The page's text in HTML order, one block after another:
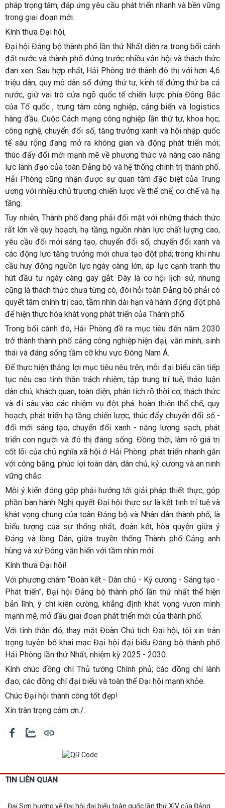
pháp trọng tâm, đáp ứng yêu cầu phát triển nhanh và bền vững
trong giai đoạn mới.
Kính thưa Đại hội,
Đại hội Đảng bộ thành phố lần thứ Nhất diễn ra trong bối cảnh
đất nước và thành phố đứng trước nhiều vận hội và thách thức
đan xen. Sau hợp nhất, Hải Phòng trở thành đô thị với hơn 4,6
triệu dân, quy mô dân số đứng thứ tư, kinh tế đứng thứ ba cả
nước, giữ vai trò cửa ngõ quốc tế chiến lược phía Đông Bắc
của Tổ quốc , trung tâm công nghiệp, cảng biển và logistics
hàng đầu. Cuộc Cách mạng công nghiệp lần thứ tư, khoa học,
công nghệ, chuyển đổi số, tăng trưởng xanh và hội nhập quốc
tế sâu rộng đang mở ra không gian và động phát triển mới;
thúc đẩy đổi mới mạnh mẽ về phương thức và nâng cao năng
lực lãnh đạo của toàn Đảng bộ và hệ thống chính trị thành phố.
Hải Phòng cũng nhận được sự quan tâm đặc biệt của Trung
ương với nhiều chủ trương chiến lược về thể chế, cơ chế và hạ
tầng.
Tuy nhiên, Thành phố đang phải đối mặt với những thách thức
rất lớn về quy hoạch, hạ tầng, nguồn nhân lực chất lượng cao,
yêu cầu đổi mới sáng tạo, chuyển đổi số, chuyển đổi xanh và
các động lực tăng trưởng mới chưa tạo đột phá; trong khi nhu
cầu huy động nguồn lực ngày càng lớn, áp lực cạnh tranh thu
hút đầu tư ngày càng gay gắt. Đây là cơ hội lịch sử, nhưng
cũng là thách thức chưa từng có, đòi hỏi toàn Đảng bộ phải có
quyết tâm chính trị cao, tầm nhìn dài hạn và hành động đột phá
để hiện thực hóa khát vọng phát triển của Thành phố.
Trong bối cảnh đó, Hải Phòng đề ra mục tiêu đến năm 2030
trở thành thành phố cảng công nghiệp hiện đại, văn minh, sinh
thái và đáng sống tầm cỡ khu vực Đông Nam Á.
Để thực hiện thắng lợi mục tiêu nêu trên, mỗi đại biểu cần tiếp
tục nêu cao tinh thần trách nhiệm, tập trung trí tuệ, thảo luận
dân chủ, khách quan, toàn diện; phân tích rõ thời cơ, thách thức
và đi sâu vào các nhiệm vụ đột phá: hoàn thiện thể chế, quy
hoạch, phát triển hạ tầng chiến lược, thúc đẩy chuyển đổi số -
đổi mới sáng tạo, chuyển đổi xanh - năng lượng sạch, phát
triển con người và đô thị đáng sống. Đồng thời, làm rõ giá trị
cốt lõi của chủ nghĩa xã hội ở Hải Phòng: phát triển nhanh gắn
với công bằng, phúc lợi toàn dân, dân chủ, kỷ cương và an ninh
vững chắc.
Mỗi ý kiến đóng góp phải hướng tới giải pháp thiết thực, góp
phần ban hành Nghị quyết Đại hội thực sự là kết tinh trí tuệ và
khát vọng chung của toàn Đảng bộ và Nhân dân thành phố; là
biểu tượng của sự thống nhất, đoàn kết, hòa quyện giữa ý
Đảng và lòng Dân, giữa truyền thống Thành phố Cảng anh
hùng và xứ Đông văn hiến với tầm nhìn mới.
Kính thưa Đại hội!
Với phương châm “Đoàn kết - Dân chủ - Kỷ cương - Sáng tạo -
Phát triển”, Đại hội Đảng bộ thành phố lần thứ nhất thể hiện
bản lĩnh, ý chí kiên cường, khẳng định khát vọng vươn mình
mạnh mẽ, mở đầu giai đoạn phát triển mới của thành phố.
Với tinh thần đó, thay mặt Đoàn Chủ tịch Đại hội, tôi xin trân
trọng tuyên bố khai mạc Đại hội đại biểu Đảng bộ thành phố
Hải Phòng lần thứ Nhất, nhiệm kỳ 2025 - 2030.
Kính chúc đồng chí Thủ tướng Chính phủ; các đồng chí lãnh
đạo; các đồng chí đại biểu và toàn thể Đại hội mạnh khỏe.
Chúc Đại hội thành công tốt đẹp!
Xin trân trọng cảm ơn./.
TIN LIÊN QUAN
Đại Sơn hướng về Đại hội đại biểu toàn quốc lần thứ XIV của Đảng